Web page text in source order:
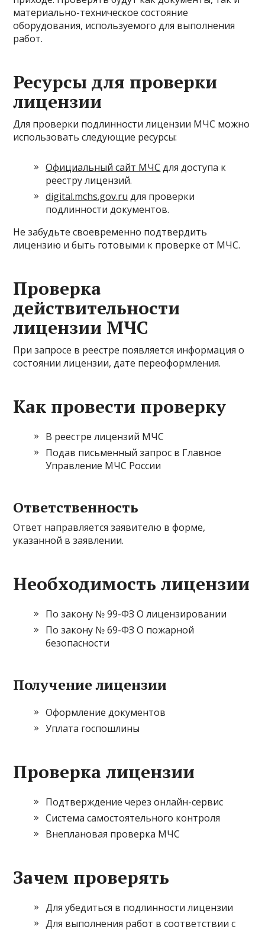
материально-техническое состояние
оборудования, используемого для выполнения
работ.
Ресурсы для проверки
лицензии
Для проверки подлинности лицензии МЧС можно
использовать следующие ресурсы:
Официальный сайт МЧС для доступа к
реестру лицензий.
digital.mchs.gov.ru для проверки
подлинности документов.
Не забудьте своевременно подтвердить
лицензию и быть готовыми к проверке от МЧС.
Проверка
действительности
лицензии МЧС
При запросе в реестре появляется информация о
состоянии лицензии, дате переоформления.
Как провести проверку
В реестре лицензий МЧС
Подав письменный запрос в Главное
Управление МЧС России
Ответственность
Ответ направляется заявителю в форме,
указанной в заявлении.
Необходимость лицензии
По закону № 99-ФЗ О лицензировании
По закону № 69-ФЗ О пожарной
безопасности
Получение лицензии
Оформление документов
Уплата госпошлины
Проверка лицензии
Подтверждение через онлайн-сервис
Система самостоятельного контроля
Внеплановая проверка МЧС
Зачем проверять
Для убедиться в подлинности лицензии
Для выполнения работ в соответствии с